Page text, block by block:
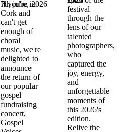
7th julio, 2026
If you're in
Cork and
can't get
enough of
choral
music, we're
delighted to
announce
the return of
our popular
gospel
fundraising
concert,
Gospel
festival
through the
lens of our
talented
photographers,
who
captured the
joy, energy,
and
unforgettable
moments of
this 2026's
edition.
Relive the